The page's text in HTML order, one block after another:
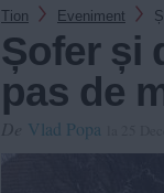
Tion Eveniment
Șofer și
pas de
Vlad Popa